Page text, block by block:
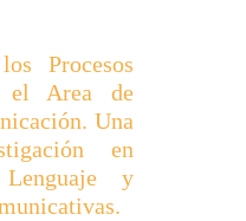
Procesos
el Area de
Una
en
y